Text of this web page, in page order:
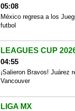
05:08
México regresa a los
futbol
LEAGUES CUP
04:55
¡Salieron Bravos! Juárez
Vancouver
LIGA MX